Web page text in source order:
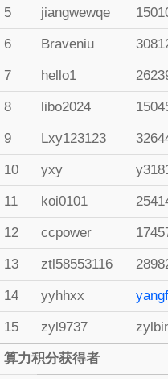
5 jiangwewqe
6 Braveniu
7 hello1
8 libo2024
9 Lxy123123
10 yxy
11 koi0101
12 ccpower
13 ztl58553116
14 yyhhxx
15 zyl9737
算力积分获得者